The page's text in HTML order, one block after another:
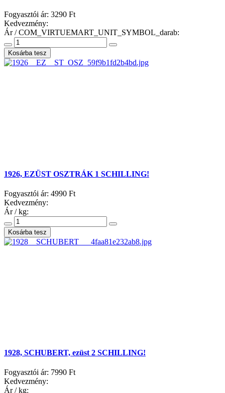
Fogyasztói ár: 3290 Ft
Kedvezmény:
Ár / COM_VIRTUEMART_UNIT_SYMBOL_darab:
1926, EZÜST OSZTRÁK 1 SCHILLING!
Fogyasztói ár: 4990 Ft
Kedvezmény:
Ár / kg:
1928, SCHUBERT, ezüst 2 SCHILLING!
Fogyasztói ár: 7990 Ft
Kedvezmény:
Ár / kg: